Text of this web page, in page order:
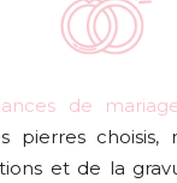
de
pierres choisis,
et de la